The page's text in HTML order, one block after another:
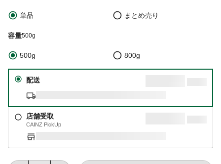
単品 まとめ売り
容量500g
500g 800g
配送
店舗受取
CAINZ PickUp